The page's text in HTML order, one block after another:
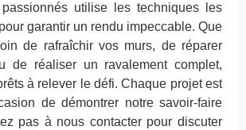
passionnés utilise les techniques les
garantir un rendu impeccable. Que
de rafraîchir vos murs, de réparer
de réaliser un ravalement complet,
à relever le défi. Chaque projet est
de démontrer notre savoir-faire
pas à nous contacter pour discuter